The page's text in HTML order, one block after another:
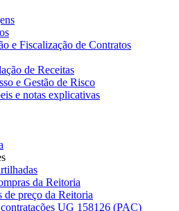
e Fiscalização de Contratos
de Receitas
e Gestão de Risco
e notas explicativas
da Reitoria
de preço da Reitoria
UG 158126 (PAC)